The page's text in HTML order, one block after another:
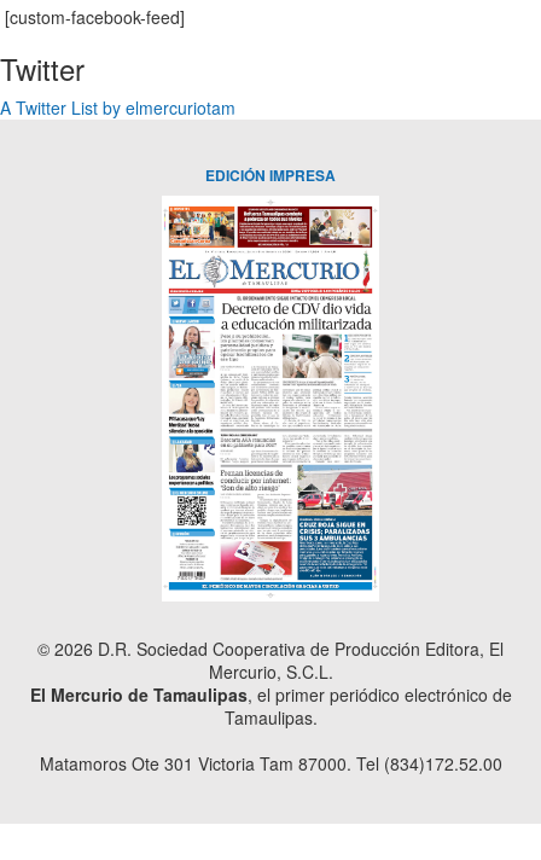
[custom-facebook-feed]
Twitter
A Twitter List by elmercuriotam
EDICIÓN IMPRESA
© 2026 D.R. Sociedad Cooperativa de Producción Editora, El
Mercurio, S.C.L.
El Mercurio de Tamaulipas, el primer periódico electrónico de
Tamaulipas.
Matamoros Ote 301 Victoria Tam 87000. Tel (834)172.52.00